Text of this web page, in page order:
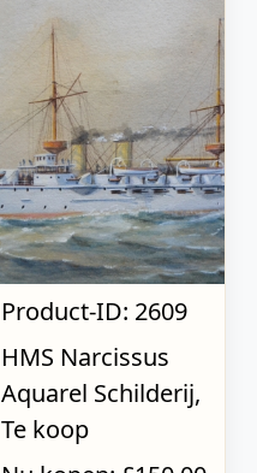
Product-ID: 2609
HMS Narcissus
Aquarel Schilderij,
Te koop